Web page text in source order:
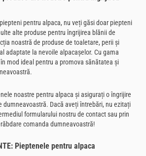
pentru alpaca, nu veți găsi doar piepteni
alte produse pentru îngrijirea blănii de
noastră de produse de toaletare, perii și
adaptate la nevoile alpacașelor. Cu gama
mod ideal pentru a promova sănătatea și
noastre pentru alpaca și asigurați o îngrijire
dumneavoastră. Dacă aveți întrebări, nu ezitați
formularului nostru de contact sau prin
comanda dumneavoastră!
Pieptenele pentru alpaca